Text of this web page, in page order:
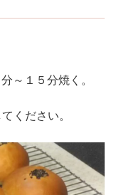
～１５分焼く。
ください。